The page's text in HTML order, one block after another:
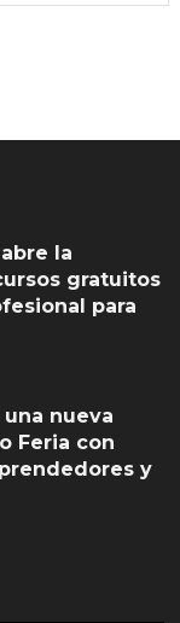
la
gratuitos
para
nueva
Feria con
y